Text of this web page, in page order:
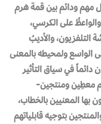
مهم ودائم بين قمة هرم
على الكرسي،
التلفزيون، والأديبُ
الواسع ولمحيطه بالمعنى
في سياق التأثير
معطِين ومنتجين-
بها المعنيين بالخطاب،
بتوجيه قابلياتهم